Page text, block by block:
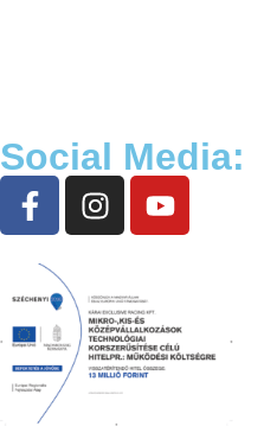
Social Media: